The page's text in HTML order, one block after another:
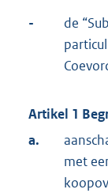
-
de
Artikel 1
a.
met